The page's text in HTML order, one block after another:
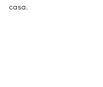
casa.